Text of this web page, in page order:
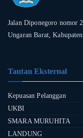
Jalan Diponegoro nomor
Ungaran Barat,
Tautan Eksternal
Kepuasan Pelanggan
UKBI
SMARA MURUHITA
LANDUNG